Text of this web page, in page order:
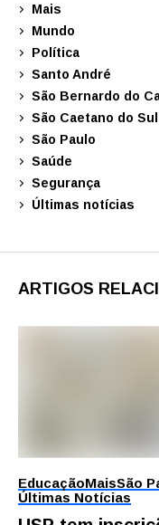
Mais
Mundo
Política
Santo André
São Bernardo do
São Caetano do Sul
São Paulo
Saúde
Segurança
Últimas notícias
ARTIGOS
EducaçãoMaisSão
Últimas Notícias